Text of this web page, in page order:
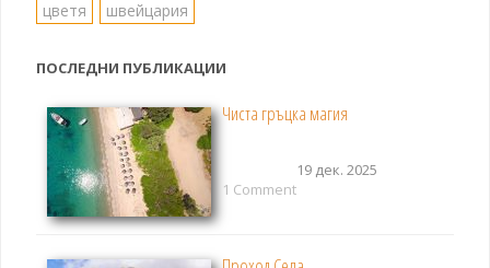
цветя
швейцария
ПОСЛЕДНИ ПУБЛИКАЦИИ
Чиста гръцка магия
19 дек. 2025
1 Comment